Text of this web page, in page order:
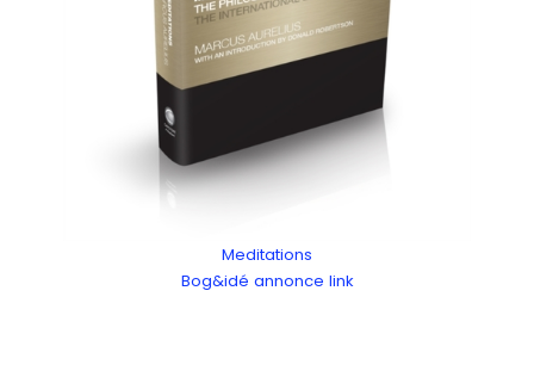
Meditations
Bog&idé annonce link